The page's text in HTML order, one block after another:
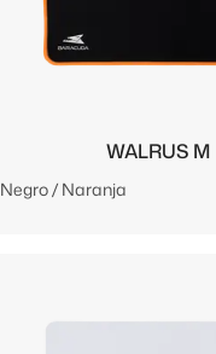
WALRUS M
Negro / Naranja